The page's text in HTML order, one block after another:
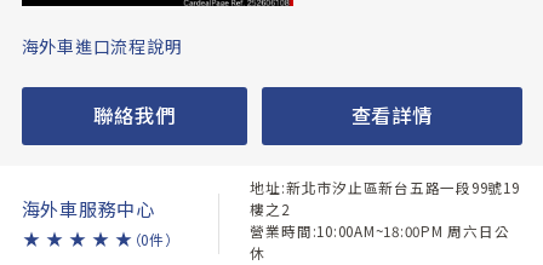
海外車進口流程說明
聯絡我們 查看詳情
海外車服務中心
★ ★ ★ ★ ★ （0件）
地址:新北市汐止區新台五路一段99號19
樓之2
營業時間:10:00AM~18:00PM 周六日公
休